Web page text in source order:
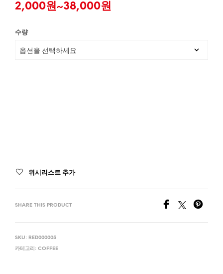
2,000원~38,000원
수량
위시리스트 추가
SHARE THIS PRODUCT
SKU: RED000005
카테고리: COFFEE